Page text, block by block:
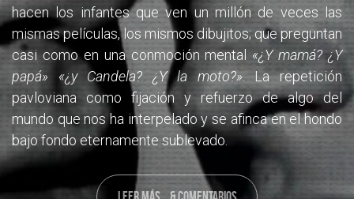
hacen los infantes que ven un millón de veces las
mismas películas, los mismos dibujitos; que preguntan
casi como en una conmoción mental «¿Y mamá? ¿Y
papá» «¿y Candela? ¿Y la moto?». La repetición
pavloviana como fijación y refuerzo de algo del
mundo que nos ha interpelado y se afinca en el hondo
bajo fondo eternamente sublevado.